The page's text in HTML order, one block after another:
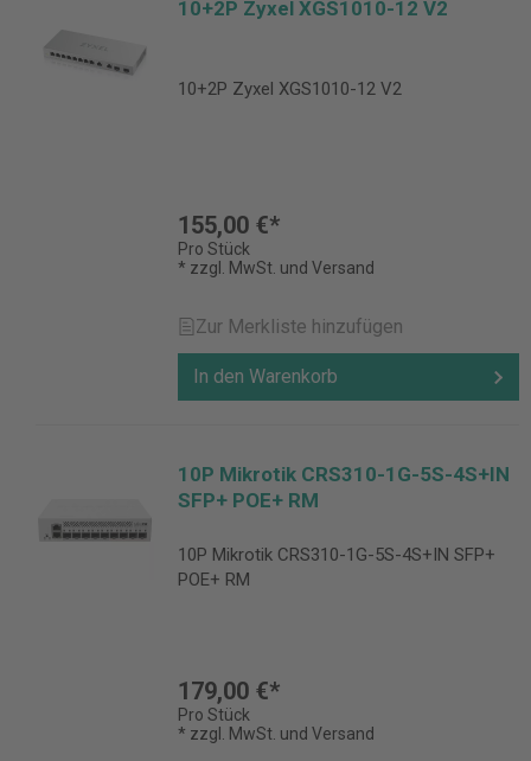
10+2P Zyxel XGS1010-12 V2
10+2P Zyxel XGS1010-12 V2
155,00 €*
Pro Stück
* zzgl. MwSt. und Versand
Zur Merkliste hinzufügen
In den Warenkorb
10P Mikrotik CRS310-1G-5S-4S+IN
SFP+ POE+ RM
10P Mikrotik CRS310-1G-5S-4S+IN SFP+
POE+ RM
179,00 €*
Pro Stück
* zzgl. MwSt. und Versand